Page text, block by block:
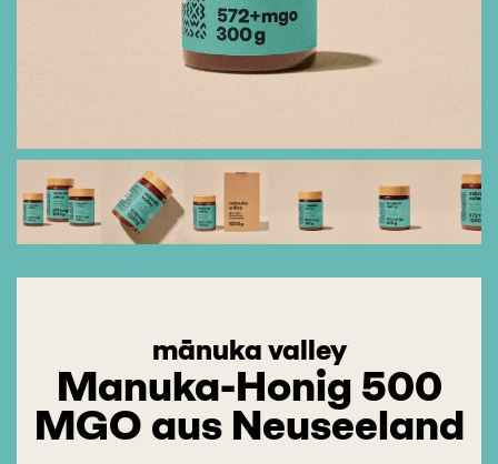
mānuka valley
Manuka-Honig 500
MGO aus Neuseeland